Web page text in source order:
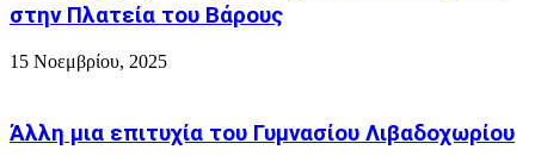
στην Πλατεία του Βάρους
15 Νοεμβρίου, 2025
Άλλη μια επιτυχία του Γυμνασίου Λιβαδοχωρίου